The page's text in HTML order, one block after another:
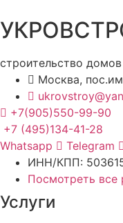
строительство
Москва,
+7(905)550-99-90
+7 (495)134-41-28
Whatsapp
Telegram
ИНН/КПП:
Посмотреть все
Услуги